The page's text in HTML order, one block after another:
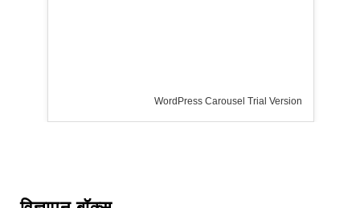
WordPress Carousel Trial Version